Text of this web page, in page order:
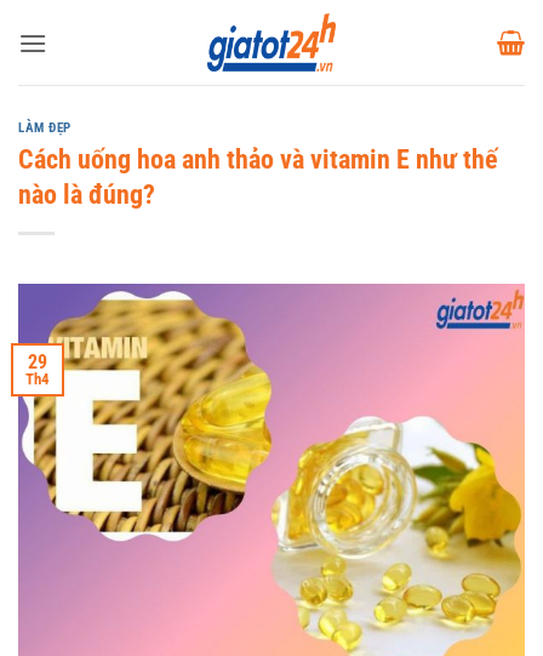
qua
LÀM ĐẸP
Cách uống hoa anh thảo và vitamin E như thế
nào là đúng?
29
Th4